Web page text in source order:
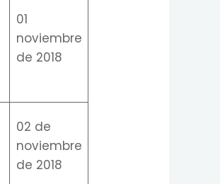
01
noviembre
de 2018
02 de
noviembre
de 2018